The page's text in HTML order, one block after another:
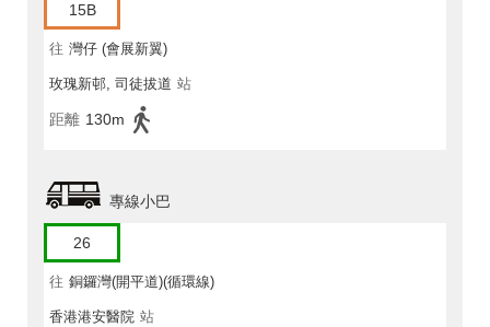
15B
往 灣仔 (會展新翼)
玫瑰新邨, 司徒拔道 站
距離 130m
專線小巴
26
往 銅鑼灣(開平道)(循環線)
香港港安醫院 站